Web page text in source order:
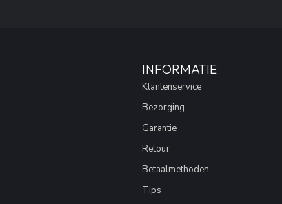
INFORMATIE
Klantenservice
Bezorging
Garantie
Retour
Betaalmethoden
Tips